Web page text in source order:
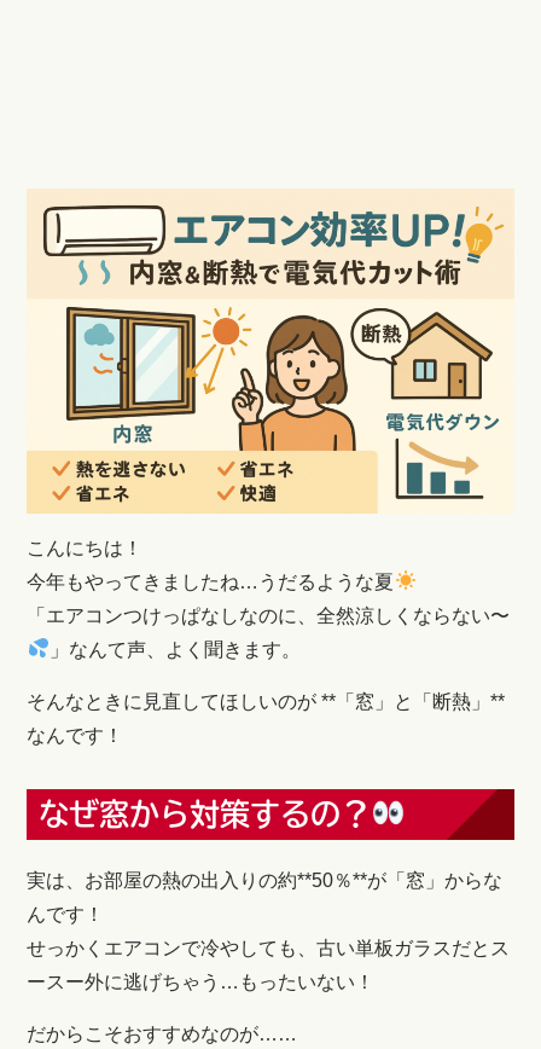
こんにちは！
今年もやってきましたね…うだるような夏
「エアコンつけっぱなしなのに、全然涼しくならない〜
」なんて声、よく聞きます。
そんなときに見直してほしいのが **「窓」と「断熱」**
なんです！
なぜ窓から対策するの？
実は、お部屋の熱の出入りの約**50％**が「窓」からな
んです！
せっかくエアコンで冷やしても、古い単板ガラスだとス
ースー外に逃げちゃう…もったいない！
だからこそおすすめなのが……